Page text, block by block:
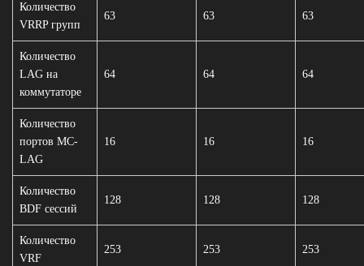
Количество
VRRP групп
63 63 63
Количество
LAG на
коммутаторе
64 64 64
Количество
портов MC-
LAG
16 16 16
Количество
BDF сессий
128 128 128
Количество
VRF
253 253 253